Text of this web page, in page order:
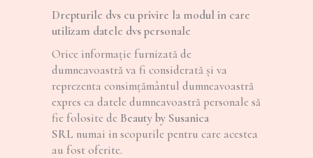
Drepturile dvs cu privire la modul in care
utilizam datele dvs personale
Orice informaţie furnizată de
dumneavoastră va fi considerată şi va
reprezenta consimţământul dumneavoastră
expres ca datele dumneavoastră personale să
fie folosite de Beauty by Susanica
SRL numai in scopurile pentru care acestea
au fost oferite.